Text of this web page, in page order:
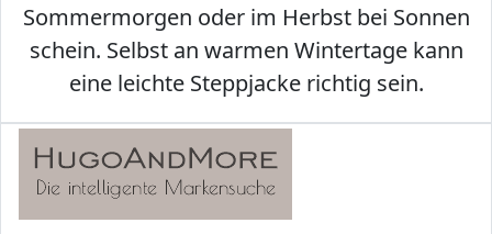
Sommermorgen oder im Herbst bei Sonnen
schein. Selbst an warmen Wintertage kann
eine leichte Steppjacke richtig sein.